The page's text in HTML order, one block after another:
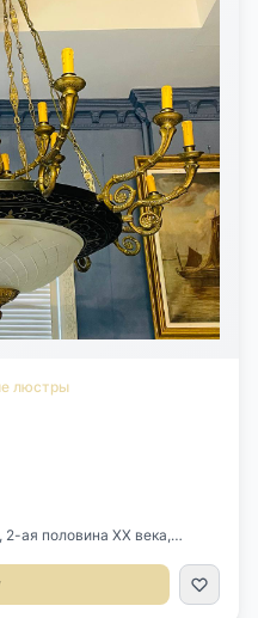
люстры
ая половина ХХ века,
145 см. Высота: 200